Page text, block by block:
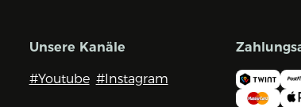
Unsere Kanäle
#Youtube #Instagram